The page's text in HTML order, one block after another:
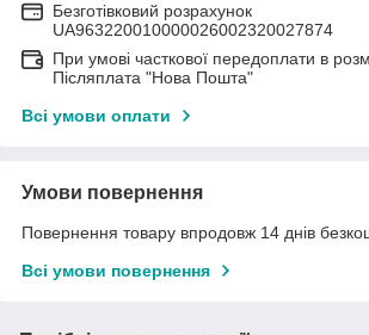
Безготівковий розрахунок
UA963220010000026002320027874
При умові часткової передоплати в
Післяплата "Нова Пошта"
Всі умови оплати
Умови повернення
Повернення товару впродовж 14 днів
Всі умови повернення